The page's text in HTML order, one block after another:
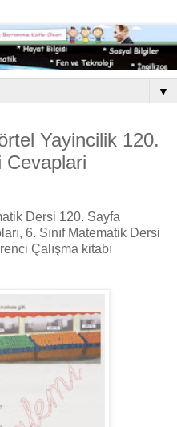
▼
Yayincilik 120.
Cevaplari
Dersi 120. Sayfa
6. Sınıf Matematik Dersi
Çalışma kitabı